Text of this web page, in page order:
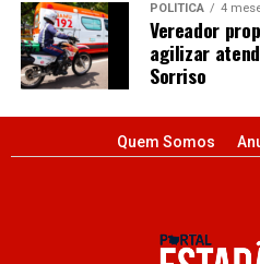
POLÍTICA 4
Vereador
agilizar
Sorriso
Quem Somos